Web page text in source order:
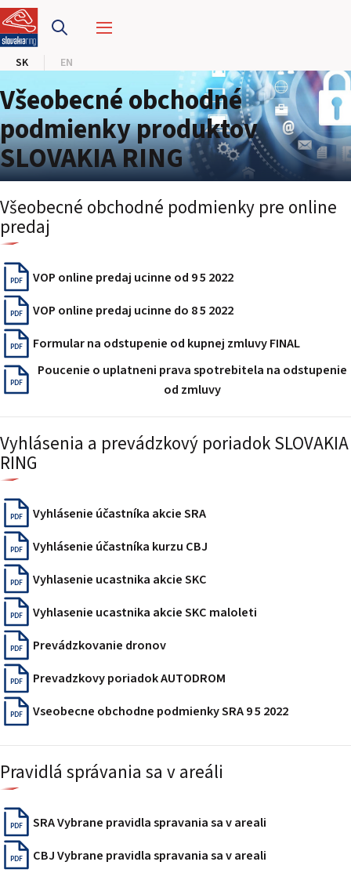
SK EN
PRETEKÁRSKY OKRUH
MOTOKÁRY
CENTRUM BEZPEČNEJ JAZDY
HOTEL RING
KALENDÁR
SK
EN
MAPA STRÁNKY
E-SHOP A VSTUPENKY
PRE FIRMY
PODUJATIA 2026
KONTAKTY
Všeobecné obchodné
podmienky produktov
SLOVAKIA RING
Všeobecné obchodné podmienky pre online
predaj
PDF VOP online predaj ucinne od 9 5 2022
PDF VOP online predaj ucinne do 8 5 2022
PDF Formular na odstupenie od kupnej zmluvy FINAL
PDF
Poucenie o uplatneni prava spotrebitela na odstupenie
od zmluvy
Vyhlásenia a prevádzkový poriadok SLOVAKIA
RING
PDF Vyhlásenie účastníka akcie SRA
PDF Vyhlásenie účastníka kurzu CBJ
PDF Vyhlasenie ucastnika akcie SKC
PDF Vyhlasenie ucastnika akcie SKC maloleti
PDF Prevádzkovanie dronov
PDF Prevadzkovy poriadok AUTODROM
PDF Vseobecne obchodne podmienky SRA 9 5 2022
Pravidlá správania sa v areáli
PDF SRA Vybrane pravidla spravania sa v areali
PDF CBJ Vybrane pravidla spravania sa v areali